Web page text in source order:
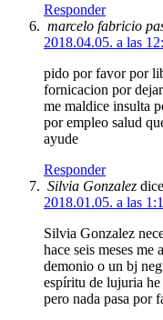
Responder
marcelo fabricio
2018.04.05. a las
pido por favor por
fornicacion por
me maldice insulta
por empleo salud
ayude
Responder
Silvia Gonzalez
2018.01.05. a las
Silvia Gonzalez
hace seis meses me
demonio o un bj
espíritu de lujuria
pero nada pasa por